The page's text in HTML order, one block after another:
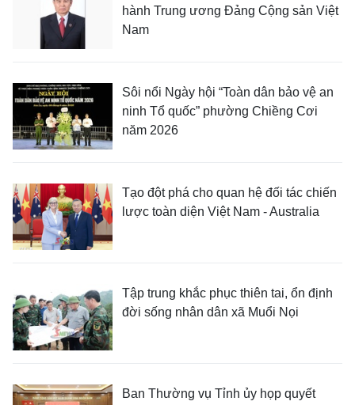
hành Trung ương Đảng Cộng sản Việt
Nam
Sôi nổi Ngày hội “Toàn dân bảo vệ an
ninh Tổ quốc” phường Chiềng Cơi
năm 2026
Tạo đột phá cho quan hệ đối tác chiến
lược toàn diện Việt Nam - Australia
Tập trung khắc phục thiên tai, ổn định
đời sống nhân dân xã Muổi Nọi
Ban Thường vụ Tỉnh ủy họp quyết